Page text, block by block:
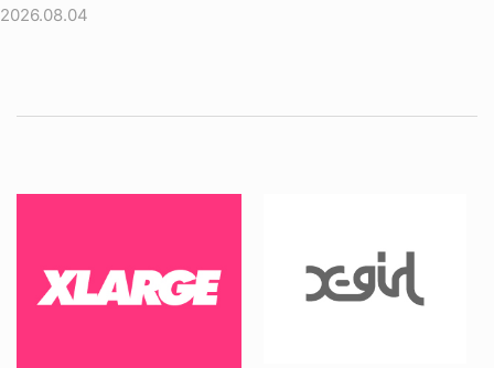
2026.08.04